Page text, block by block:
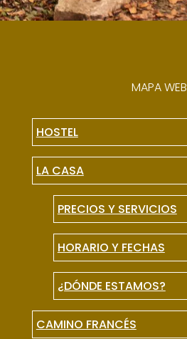
MAPA WEB
HOSTEL
LA CASA
PRECIOS Y SERVICIOS
HORARIO Y FECHAS
¿DÓNDE ESTAMOS?
CAMINO FRANCÉS